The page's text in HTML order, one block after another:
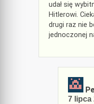
udał się
Hitlerowi.
drugi raz nie
jednoczonej
7 lipca